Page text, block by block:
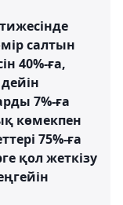
салтын
40%-ға,
7%-ға
көмекпен
75%-ға
қол жеткізу